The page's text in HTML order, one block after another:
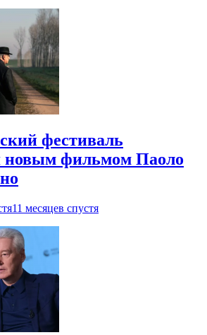
фестиваль
новым фильмом Паоло
11 месяцев спустя